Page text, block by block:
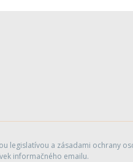
a zásadami ochrany
informačného emailu.